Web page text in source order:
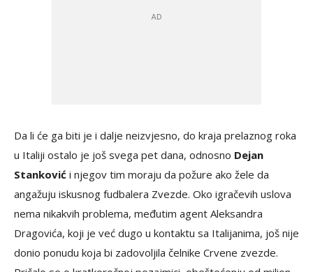
Da li će ga biti je i dalje neizvjesno, do kraja prelaznog roka
u Italiji ostalo je još svega pet dana, odnosno Dejan
Stanković i njegov tim moraju da požure ako žele da
angažuju iskusnog fudbalera Zvezde. Oko igračevih uslova
nema nikakvih problema, međutim agent Aleksandra
Dragovića, koji je već dugo u kontaktu sa Italijanima, još nije
donio ponudu koja bi zadovoljila čelnike Crvene zvezde.